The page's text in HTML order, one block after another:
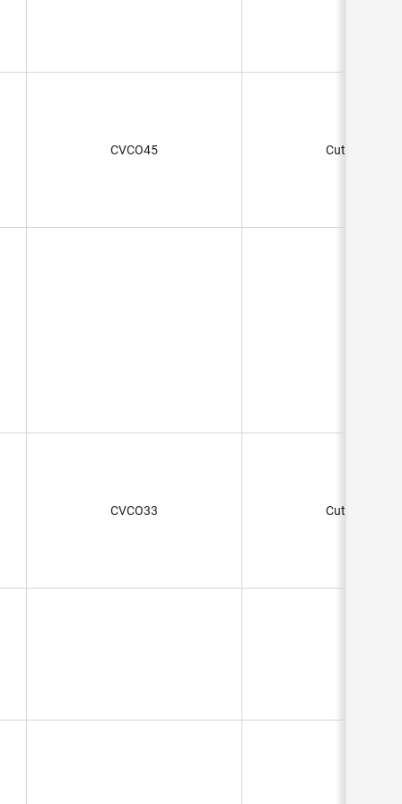
CVCO45 Cut Strip
CVCO33 Cut Strip